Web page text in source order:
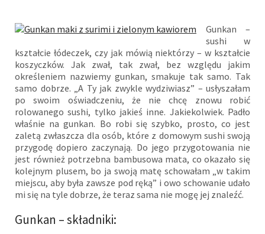
Gunkan –
sushi w
kształcie łódeczek, czy jak mówią niektórzy – w kształcie
koszyczków. Jak zwał, tak zwał, bez względu jakim
określeniem nazwiemy gunkan, smakuje tak samo. Tak
samo dobrze. „A Ty jak zwykle wydziwiasz” – usłyszałam
po swoim oświadczeniu, że nie chcę znowu robić
rolowanego sushi, tylko jakieś inne. Jakiekolwiek. Padło
właśnie na gunkan. Bo robi się szybko, prosto, co jest
zaletą zwłaszcza dla osób, które z domowym sushi swoją
przygodę dopiero zaczynają. Do jego przygotowania nie
jest również potrzebna bambusowa mata, co okazało się
kolejnym plusem, bo ja swoją matę schowałam „w takim
miejscu, aby była zawsze pod ręką” i owo schowanie udało
mi się na tyle dobrze, że teraz sama nie mogę jej znaleźć.
Gunkan – składniki: